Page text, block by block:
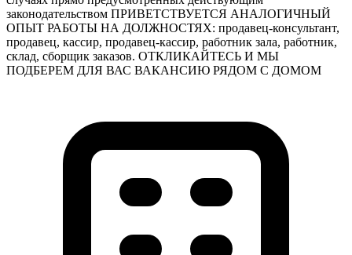
законодательством ПРИВЕТСТВУЕТСЯ АНАЛОГИЧНЫЙ
ОПЫТ РАБОТЫ НА ДОЛЖНОСТЯХ: продавец-консультант,
продавец, кассир, продавец-кассир, работник зала, работник,
склад, сборщик заказов. ОТКЛИКАЙТЕСЬ И МЫ
ПОДБЕРЕМ ДЛЯ ВАС ВАКАНСИЮ РЯДОМ С ДОМОМ